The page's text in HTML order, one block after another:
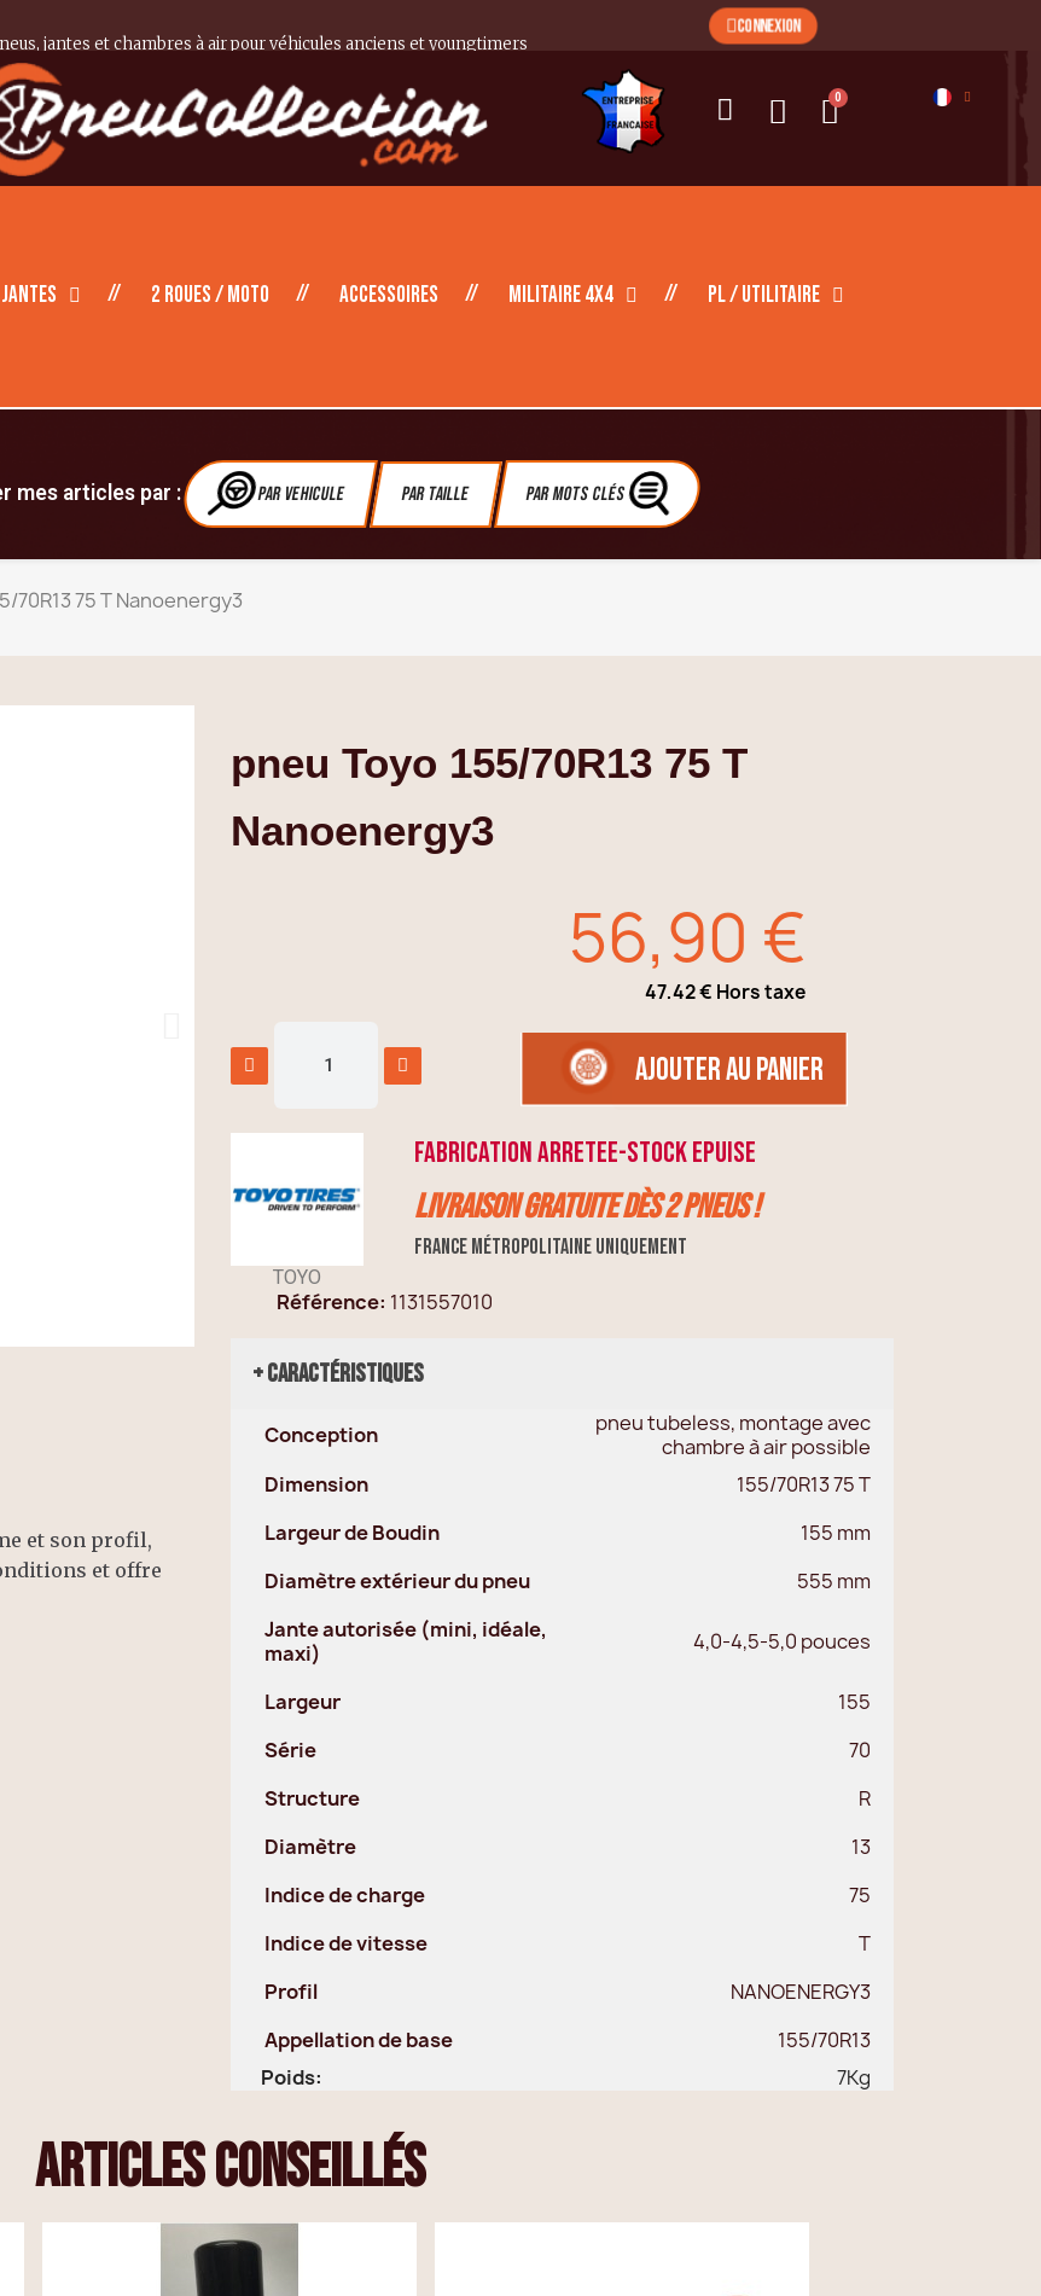
jantes et chambres à air pour véhicules anciens et youngtimers
CONNEXION
2 roues / moto Accessoires Militaire 4X4 PL / Utilitaire
mes articles par : Par vehicule Par Taille Par Mots clés
70R13 75 T Nanoenergy3
et son profil,
et offre
pneu Toyo 155/70R13 75 T
Nanoenergy3
56,90 €
47,42 € Hors taxe
AJOUTER AU PANIER
TOYO
FABRICATION ARRETEE-STOCK EPUISE
Livraison GRATUITE dès 2 pneus !
France métropolitaine uniquement
Référence 1131557010
+ Caractéristiques
Conception
pneu tubeless, montage avec
chambre à air possible
Dimension
155/70R13 75 T
Largeur de Boudin
155 mm
Diamètre extérieur du pneu
555 mm
Jante autorisée (mini, idéale,
maxi)
4,0-4,5-5,0 pouces
Largeur
155
Série
70
Structure
R
Diamètre
13
Indice de charge
75
Indice de vitesse
T
Profil
NANOENERGY3
Appellation de base
155/70R13
Poids:
7Kg
articles conseillés